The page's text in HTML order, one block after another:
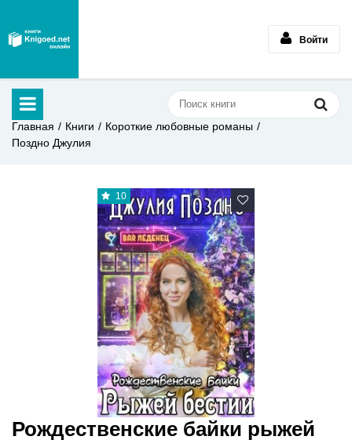
Войти
Главная Книги
Короткие любовные романы
Поздно Джулия
10
Рождественские байки рыжей